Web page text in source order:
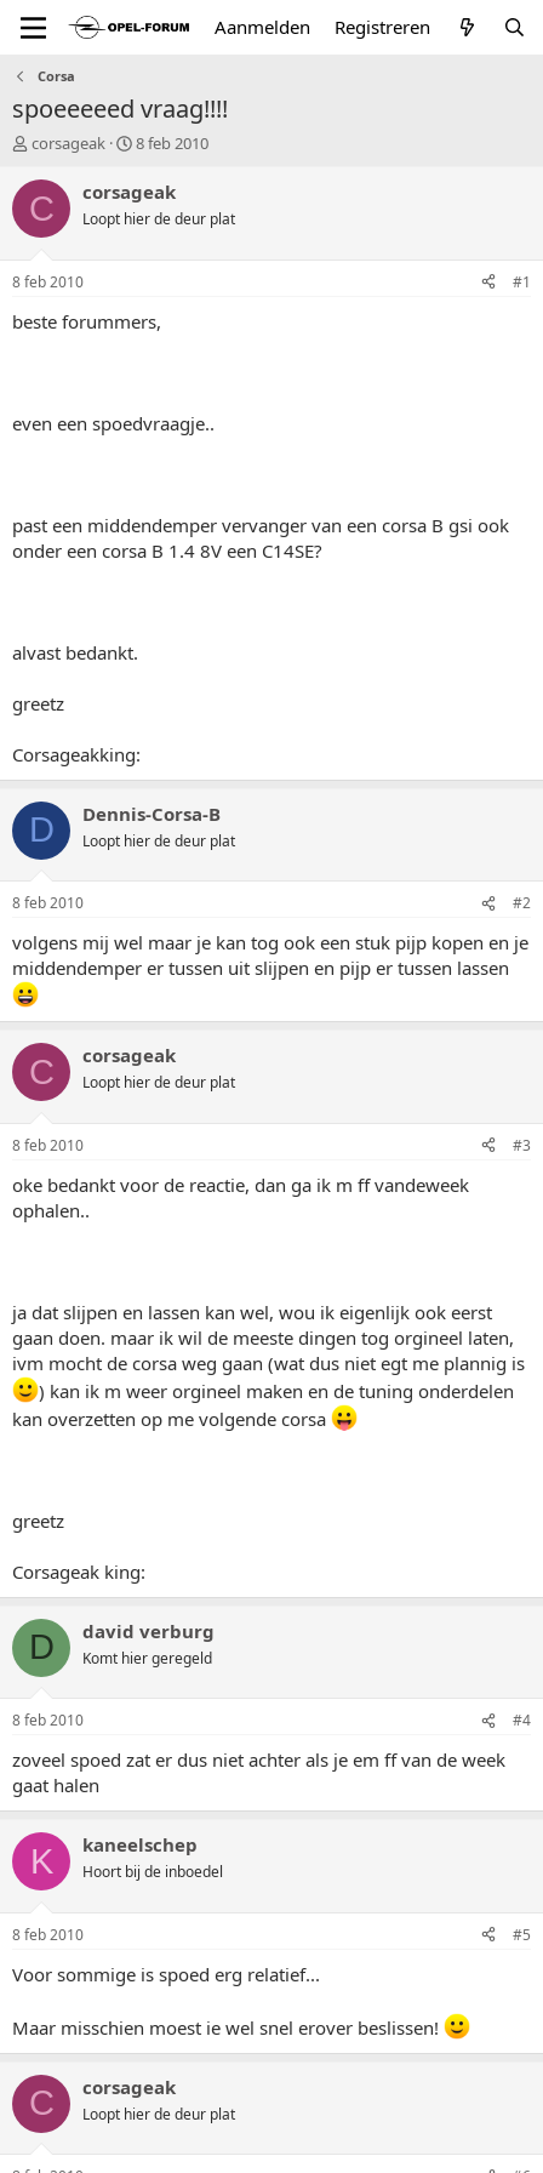
Aanmelden Registreren
Corsa
spoeeeeed vraag!!!!
T
p
i
a
r
corsageak
S
a
r
t
u
8 feb 2010
C corsageak
Loopt hier de deur plat
8 feb 2010 #1
beste forummers,
even een spoedvraagje..
past een middendemper vervanger van een corsa B gsi ook
onder een corsa B 1.4 8V een C14SE?
alvast bedankt.
greetz
Corsageakking:
D Dennis-Corsa-B
Loopt hier de deur plat
8 feb 2010 #2
volgens mij wel maar je kan tog ook een stuk pijp kopen en je
middendemper er tussen uit slijpen en pijp er tussen lassen
C corsageak
Loopt hier de deur plat
8 feb 2010 #3
oke bedankt voor de reactie, dan ga ik m ff vandeweek
ophalen..
ja dat slijpen en lassen kan wel, wou ik eigenlijk ook eerst
gaan doen. maar ik wil de meeste dingen tog orgineel laten,
ivm mocht de corsa weg gaan (wat dus niet egt me plannig is
) kan ik m weer orgineel maken en de tuning onderdelen
kan overzetten op me volgende corsa
greetz
Corsageak king:
D david verburg
Komt hier geregeld
8 feb 2010 #4
zoveel spoed zat er dus niet achter als je em ff van de week
gaat halen
K kaneelschep
Hoort bij de inboedel
8 feb 2010 #5
Voor sommige is spoed erg relatief...
Maar misschien moest ie wel snel erover beslissen!
C corsageak
Loopt hier de deur plat